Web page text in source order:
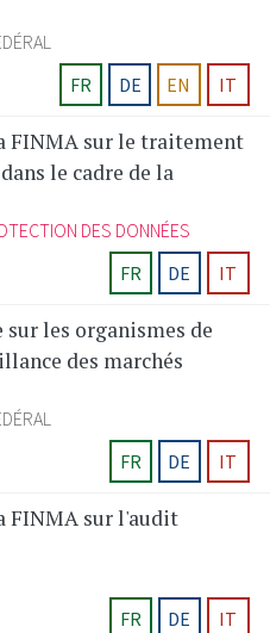
FR
DE EN IT
FINMA sur le traitement
le cadre de la
DES DONNÉES
FR
DE IT
sur les organismes de
des marchés
FR
DE IT
FINMA sur l'audit
FR
DE IT